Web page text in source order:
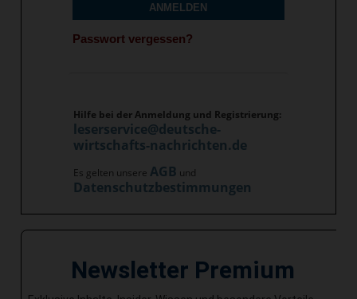
ANMELDEN
Passwort vergessen?
Hilfe bei der Anmeldung und Registrierung:
leserservice@deutsche-
wirtschafts-nachrichten.de
Es gelten unsere AGB und
Datenschutzbestimmungen
Newsletter Premium